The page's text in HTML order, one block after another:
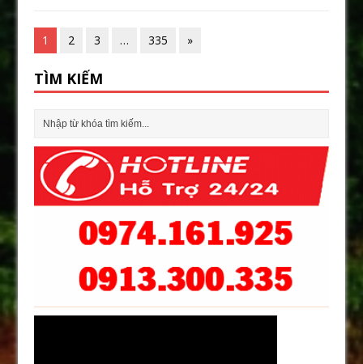
1 2 3 … 335 »
TÌM KIẾM